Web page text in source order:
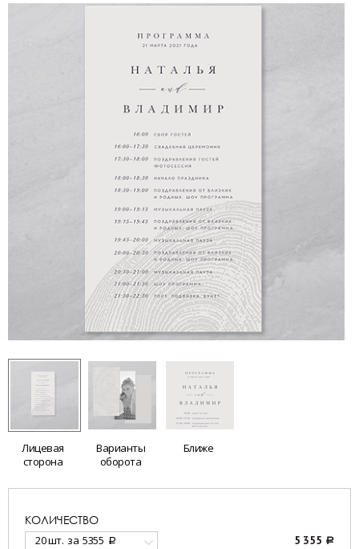
Лицевая
сторона
Варианты
оборота
Ближе
КОЛИЧЕСТВО
20 шт. за 5355 a 5 355 a